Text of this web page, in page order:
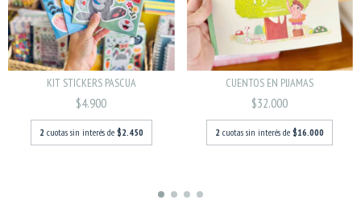
KIT STICKERS PASCUA
$4.900
2 cuotas sin interés de $2.450
CUENTOS EN PIJAMAS
$32.000
2 cuotas sin interés de$16.000